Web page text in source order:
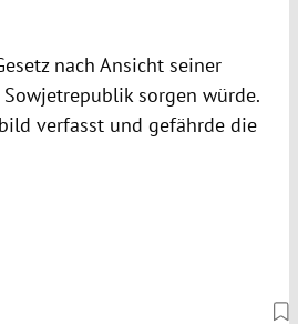
nach Ansicht seiner
sorgen würde.
verfasst und gefährde die